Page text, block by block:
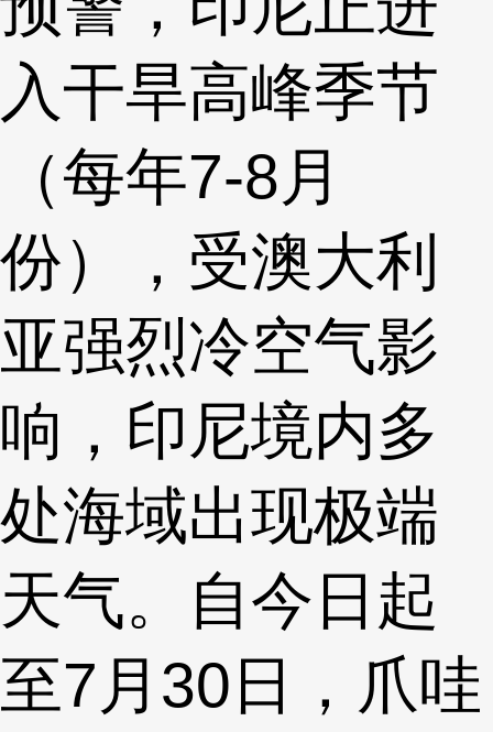
入干旱高峰季节
（每年7-8月
份），受澳大利
亚强烈冷空气影
响，印尼境内多
处海域出现极端
天气。自今日起
至7月30日，爪哇